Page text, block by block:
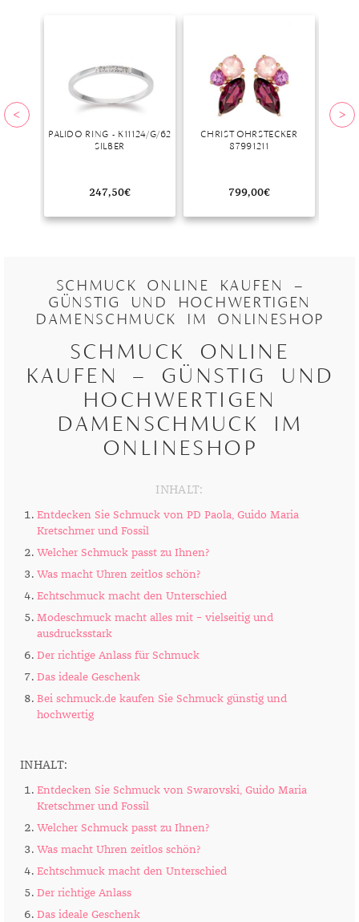
PALIDO RING - K11124/G/62
SILBER
247,50€
CHRIST OHRSTECKER
87991211
799,00€
SCHMUCK ONLINE KAUFEN –
GÜNSTIG UND HOCHWERTIGEN
DAMENSCHMUCK IM ONLINESHOP
SCHMUCK ONLINE
KAUFEN – GÜNSTIG UND
HOCHWERTIGEN
DAMENSCHMUCK IM
ONLINESHOP
INHALT:
Entdecken Sie Schmuck von PD Paola, Guido Maria
Kretschmer und Fossil
Welcher Schmuck passt zu Ihnen?
Was macht Uhren zeitlos schön?
Echtschmuck macht den Unterschied
Modeschmuck macht alles mit – vielseitig und
ausdrucksstark
Der richtige Anlass für Schmuck
Das ideale Geschenk
Bei schmuck.de kaufen Sie Schmuck günstig und
hochwertig
INHALT:
Entdecken Sie Schmuck von Swarovski, Guido Maria
Kretschmer und Fossil
Welcher Schmuck passt zu Ihnen?
Was macht Uhren zeitlos schön?
Echtschmuck macht den Unterschied
Der richtige Anlass
Das ideale Geschenk